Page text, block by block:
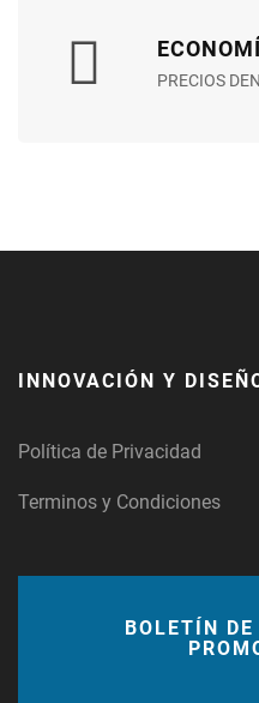
PRECIOS
INNOVACIÓN Y
Política de Privacidad
Terminos y Condiciones
BOLETÍN